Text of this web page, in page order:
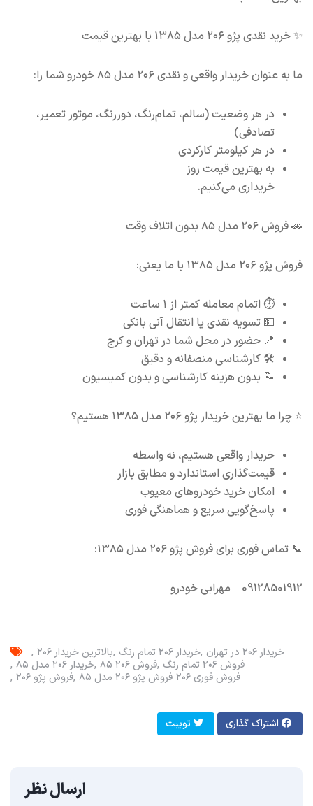
✨ خرید نقدی پژو ۲۰۶ مدل ۱۳۸۵ با بهترین قیمت
ما به عنوان خریدار واقعی و نقدی ۲۰۶ مدل ۸۵ خودرو شما را:
در هر وضعیت (سالم، تمام‌رنگ، دوررنگ، موتور تعمیر،
تصادفی)
در هر کیلومتر کارکردی
به بهترین قیمت روز
خریداری می‌کنیم.
🚗 فروش ۲۰۶ مدل ۸۵ بدون اتلاف وقت
فروش پژو ۲۰۶ مدل ۱۳۸۵ با ما یعنی:
⏱ اتمام معامله کمتر از ۱ ساعت
💵 تسویه نقدی یا انتقال آنی بانکی
📍 حضور در محل شما در تهران و کرج
🛠 کارشناسی منصفانه و دقیق
📝 بدون هزینه کارشناسی و بدون کمیسیون
⭐ چرا ما بهترین خریدار پژو ۲۰۶ مدل ۱۳۸۵ هستیم؟
خریدار واقعی هستیم، نه واسطه
قیمت‌گذاری استاندارد و مطابق بازار
امکان خرید خودروهای معیوب
پاسخ‌گویی سریع و هماهنگی فوری
📞 تماس فوری برای فروش پژو ۲۰۶ مدل ۱۳۸۵:
09128501912 – مهرابی خودرو
بالاترین خریدار ۲۰۶ خریدار ۲۰۶ تمام رنگ
خریدار ۲۰۶ در تهران
خریدار ۲۰۶ مدل ۸۵
فروش ۲۰۶ ۸۵
فروش ۲۰۶ تمام رنگ
فروش پژو ۲۰۶
فروش پژو ۲۰۶ مدل ۸۵ فروش فوری ۲۰۶
اشتراک گذاری توییت
ارسال نظر